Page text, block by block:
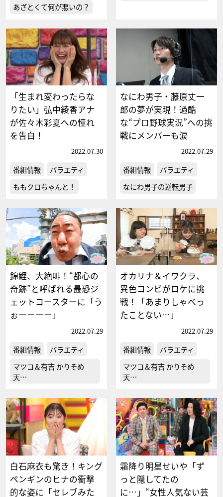
あざとくて何が悪いの？
「生まれ変わったらな
りたい」弘中綾香アナ
が佐々木彩夏への憧れ
を告白！
2022.07.30
番組情報
バラエティ
ももクロちゃんと！
なにわ男子・藤原丈一
郎の夢が実現！過酷
な“プロ野球実況”への挑
戦にメンバーも涙
2022.07.29
番組情報
バラエティ
なにわ男子の逆転男子
錦鯉、大絶叫！“都心の
奇跡”と呼ばれる最恐ジ
ェットコースターに「う
ぉーーーー」
2022.07.29
番組情報
バラエティ
マツコ＆有吉 かりそめ
天…
オカリナ＆イワクラ、
異色コンビがロケに挑
戦！「あまりしゃべっ
たことない…」
2022.07.29
番組情報
バラエティ
マツコ＆有吉 かりそめ
天…
白石麻衣も驚き！キング
ペンギンのヒナの衝撃
的な姿に「セレブみた
霜降り明星せいや「ず
っと隠してたの
に…」“女性人気ない芸